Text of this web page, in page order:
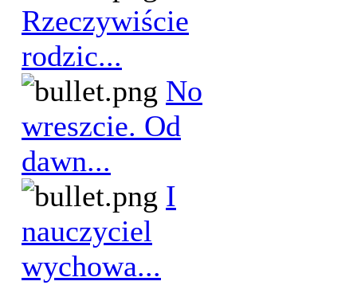
Rzeczywiście
rodzic...
No
wreszcie. Od
dawn...
I
nauczyciel
wychowa...